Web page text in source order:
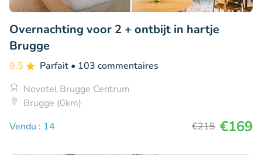
Overnachting voor 2 + ontbijt in hartje
Brugge
9.5 Parfait • 103 commentaires
Novotel Brugge Centrum
Brugge (0km)
Vendu : 14
€215 €169